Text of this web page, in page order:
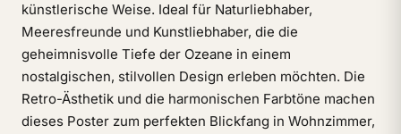
künstlerische Weise. Ideal für Naturliebhaber,
Meeresfreunde und Kunstliebhaber, die die
geheimnisvolle Tiefe der Ozeane in einem
nostalgischen, stilvollen Design erleben möchten. Die
Retro-Ästhetik und die harmonischen Farbtöne machen
dieses Poster zum perfekten Blickfang in Wohnzimmer,